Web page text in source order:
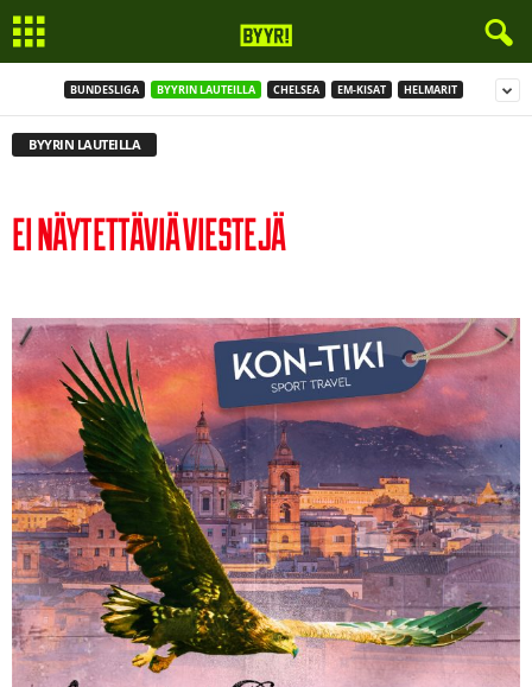
BUNDESLIGA BYYRIN LAUTEILLA CHELSEA EM-KISAT HELMARIT
BYYRIN LAUTEILLA
EI NÄYTETTÄVIÄ VIESTEJÄ